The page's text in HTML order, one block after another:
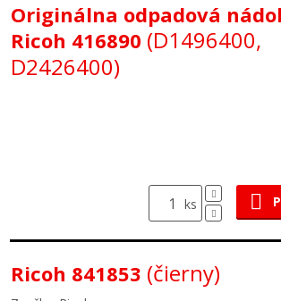
Originálna odpadová
Ricoh 416890 (D1496400,
D2426400)
ks
Ricoh 841853 (čierny)